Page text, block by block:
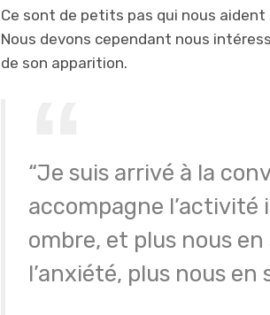
Ce sont de petits pas qui nous
Nous devons cependant nous
de son apparition.
“Je suis arrivé à la
accompagne
ombre, et plus nous
l’anxiété, plus nous en